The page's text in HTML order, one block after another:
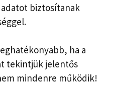
biztosítanak
ha a
tekintjük jelentős
mindenre működik!